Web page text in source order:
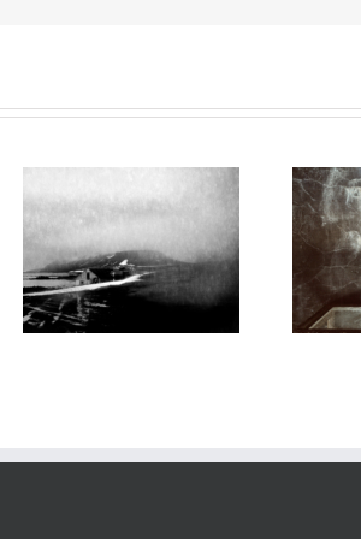
Le Murmure des Égarés #25